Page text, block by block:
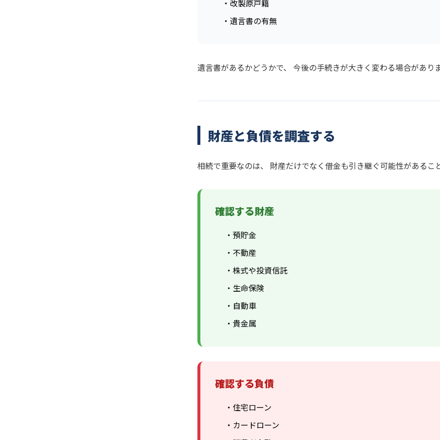
・改製原戸籍
・遺言書の有無
遺言書があるかどうかで、 今後の手続きが大きく変わる場合がありま
財産と負債を調査する
相続で重要なのは、 財産だけでなく借金も引き継ぐ可能性があるこ
確認する財産
・預貯金
・不動産
・株式や投資信託
・生命保険
・自動車
・貴金属
確認する負債
・住宅ローン
・カードローン